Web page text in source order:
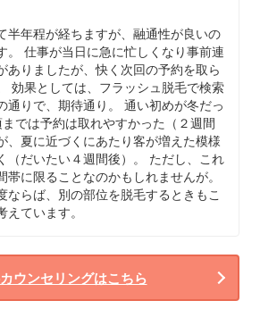
半年程が経ちますが、融通性が良いの
。 仕事が当日に急に忙しくなり事前連
ありましたが、快く次回の予約を取ら
効果としては、フラッシュ脱毛で検索
通りで、期待通り。 通い初めが冬だっ
では予約は取れやすかった（２週間
、夏に近づくにあたり客が増えた模様
（だいたい４週間後）。 ただし、これ
帯に限ることなのかもしれませんが。
ならば、別の部位を脱毛するときもこ
ています。
ウンセリングはこちら